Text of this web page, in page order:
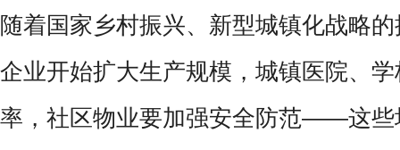
随着国家乡村振兴、新型城镇化战略
企业开始扩大生产规模，城镇医院、
率，社区物业要加强安全防范——这些